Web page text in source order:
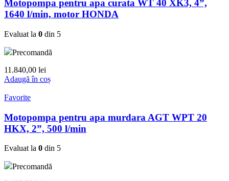
Motopompa pentru apa curata WT 40 XK3, 4”,
1640 l/min, motor HONDA
Evaluat la 0 din 5
Precomandă
11.840,00 lei
Adaugă în coș
Favorite
Motopompa pentru apa murdara AGT WPT 20
HKX, 2”, 500 l/min
Evaluat la 0 din 5
Precomandă